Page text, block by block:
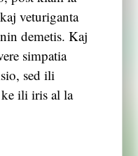
veturiganta
demetis. Kaj
simpatia
sed ili
ili iris al la